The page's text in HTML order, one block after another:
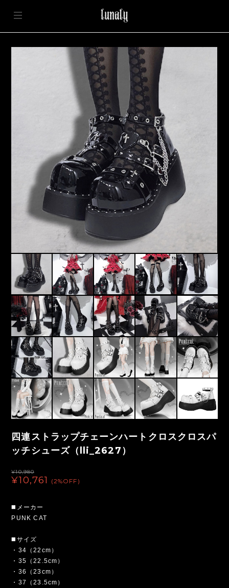
四連ストラップチェーンハートクロスクロスパ
ッチシューズ（lli_2627）
¥10,980
¥10,761 (2%OFF)
◼️メーカー
PUNK CAT
◼️サイズ
・34（22cm）
・35（22.5cm）
・36（23cm）
・37（23.5cm）